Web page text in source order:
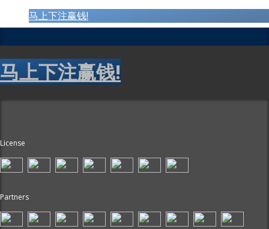
马上下注赢钱!
马上下注赢钱!
License
Partners